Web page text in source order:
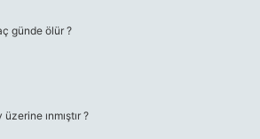
günde ölür ?
ınmıştır ?